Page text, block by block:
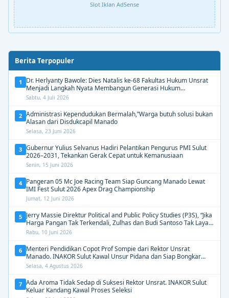
Slot Iklan AdSense
Berita Terpopuler
1
Dr. Herlyanty Bawole: Dies Natalis ke-68 Fakultas Hukum Unsrat
Menjadi Langkah Nyata Membangun Generasi Hukum
Berdampak
Sabtu, 4 Juli 2026
2 Administrasi Kependudukan Bermalah,”Warga butuh solusi bukan
Alasan dari Disdukcapil Manado
Selasa, 23 Juni 2026
3 Gubernur Yulius Selvanus Hadiri Pelantikan Pengurus PMI Sulut
2026–2031, Tekankan Gerak Cepat untuk Kemanusiaan
Senin, 15 Juni 2026
4 Pangeran 05 Mc Joe Racing Team Siap Guncang Manado Lewat
IMI Fest Sulut 2026 Apex Drag Championship
Jumat, 12 Juni 2026
5 Jerry Massie Direktur Political and Public Policy Studies (P3S), “Jika
Harga Pangan Tak Terkendali, Zulhas dan Budi Santoso Tak Layak
Dipertahankan”
Rabu, 10 Juni 2026
6 Menteri Pendidikan Copot Prof Sompie dari Rektor Unsrat
Manado. INAKOR Sulut Kawal Unsur Pidana dan Siap Bongkar
Aroma Busuk di Suksesi Rektor
Selasa, 4 Agustus 2026
7 Ada Aroma Tidak Sedap di Suksesi Rektor Unsrat. INAKOR Sulut
Keluar Kandang Kawal Proses Seleksi